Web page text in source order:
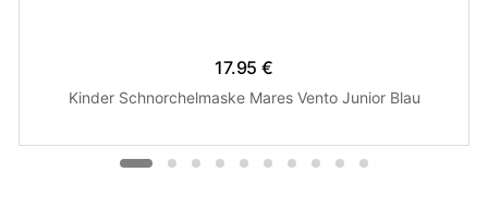
17.95 €
Kinder Schnorchelmaske Mares Vento Junior Blau